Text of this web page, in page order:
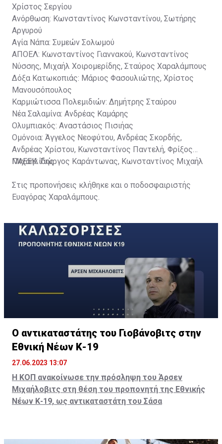
Χρίστος Σεργίου
Ανόρθωση: Κωνσταντίνος Κωνσταντίνου, Σωτήρης
Αργυρού
Αγία Νάπα: Συμεών Σολωμού
ΑΠΟΕΛ: Κωνσταντίνος Γιαννακού, Κωνσταντίνος
Νύσσης, Μιχαήλ Χοιρομερίδης, Σταύρος Χαραλάμπους
Δόξα Κατωκοπιάς: Μάριος Φασουλιώτης, Χρίστος
Μανουσόπουλος
Καρμιώτισσα Πολεμιδιών: Δημήτρης Σταύρου
Νέα Σαλαμίνα: Ανδρέας Καμάρης
Ολυμπιακός: Αναστάσιος Πισιήας
Ομόνοια: Άγγελος Νεοφύτου, Ανδρέας Σκορδής,
Ανδρέας Χρίστου, Κωνσταντίνος Παντελή, Φρίξος
Μιχαηλίδης
ΠΑΕΕΚ: Γιώργος Καράντωνας, Κωνσταντίνος Μιχαήλ
Στις προπονήσεις κλήθηκε και ο ποδοσφαιριστής
Ευαγόρας Χαραλάμπους.
Ο αντικαταστάτης του Γιοβάνοβιτς στην
Εθνική Νέων Κ-19
27.06.2023 13:07
Η ΚΟΠ ανακοίνωσε την πρόσληψη του Άρσεν
Μιχαήλοβιτς στη θέση του προπονητή της Εθνικής
Νέων Κ-19, ως αντικαταστάτη του Σάσα
Αραβία;